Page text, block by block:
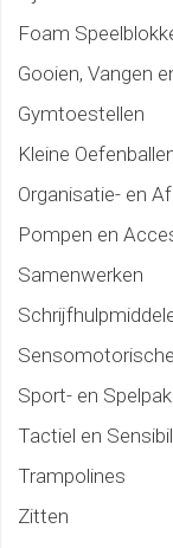
Foam
Gooien, Vangen
Gymtoestellen
Kleine
Organisatie- en
Pompen en
Samenwerken
Sport- en
Tactiel en
Trampolines
Zitten